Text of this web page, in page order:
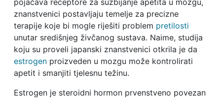
pojačava receptore za suzbijanje apetita u mozgu,
znanstvenici postavljaju temelje za precizne
terapije koje bi mogle riješiti problem pretilosti
unutar središnjeg živčanog sustava. Naime, studija
koju su proveli japanski znanstvenici otkrila je da
estrogenproizveden u mozgu može kontrolirati
apetit i smanjiti tjelesnu težinu.
Estrogen je steroidni hormon prvenstveno povezan